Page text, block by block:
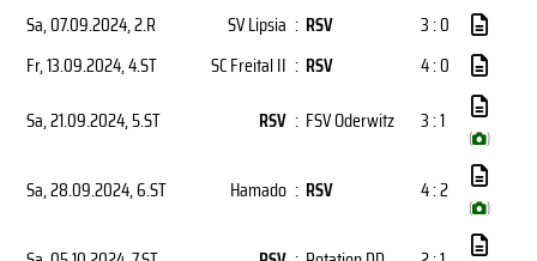
Sa, 07.09.2024, 2.R SV Lipsia : RSV
3 : 0
Fr, 13.09.2024, 4.ST SC Freital II : RSV
4 : 0
Sa, 21.09.2024, 5.ST RSV : FSV Oderwitz 3 : 1
( )
Sa, 28.09.2024, 6.ST Hamado : RSV 4 : 2
( )